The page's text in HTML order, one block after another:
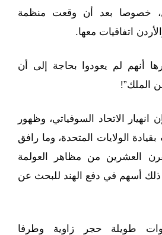
خصوصا بعد أن وقعت منظمة
اتفاقيات معها.
أنهم لم يعودوا بحاجة إلى أن
الملك”!
انهيار الاتحاد السوفياتي، وظهور
الولايات المتحدة، وما رافق
العشرين من مظاهر العولمة
أسهم في دفع الهند للبحث عن
طويلة حجر زاوية وطرفا